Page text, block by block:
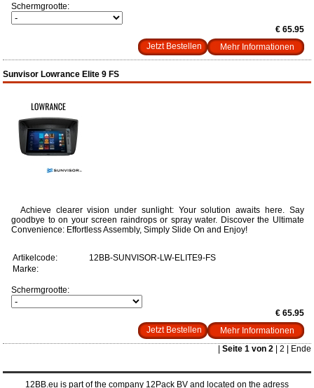
Schermgrootte:
€ 65.95
Mehr Informationen
Sunvisor Lowrance Elite 9 FS
Achieve clearer vision under sunlight: Your solution awaits here. Say
goodbye to on your screen raindrops or spray water. Discover the Ultimate
Convenience: Effortless Assembly, Simply Slide On and Enjoy!
Artikelcode:
12BB-SUNVISOR-LW-ELITE9-FS
Marke:
Schermgrootte:
€ 65.95
Mehr Informationen
| Seite 1 von 2 | 2 | Ende
12BB.eu is part of the company 12Pack BV and located on the adress